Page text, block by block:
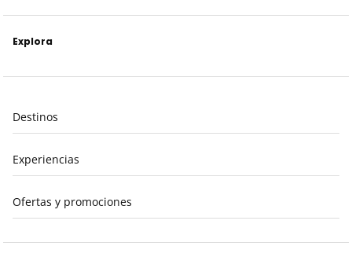
Explora
Destinos
Experiencias
Ofertas y promociones